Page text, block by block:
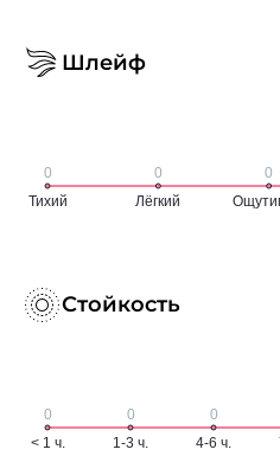
Шлейф
Стойкость